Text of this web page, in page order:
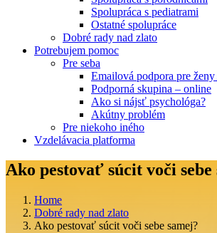
Spolupráca s pediatrami
Ostatné spolupráce
Dobré rady nad zlato
Potrebujem pomoc
Pre seba
Emailová podpora pre
Podporná skupina – online
Ako si nájsť psychológa?
Akútny problém
Pre niekoho iného
Vzdelávacia platforma
Ako pestovať súcit voči sebe
Home
Dobré rady nad zlato
Ako pestovať súcit voči sebe samej?